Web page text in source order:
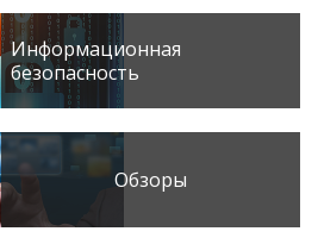
Информационная
безопасность
Обзоры